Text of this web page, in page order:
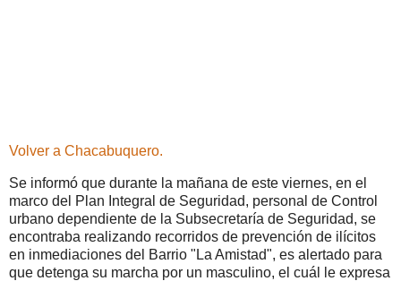
Volver a Chacabuquero.
Se informó que durante la mañana de este viernes, en el
marco del Plan Integral de Seguridad, personal de Control
urbano dependiente de la Subsecretaría de Seguridad, se
encontraba realizando recorridos de prevención de ilícitos
en inmediaciones del Barrio "La Amistad", es alertado para
que detenga su marcha por un masculino, el cuál le expresa